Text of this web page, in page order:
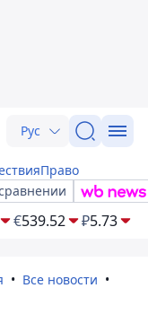
Рус
Право
€539.52 ₽5.73
Все новости